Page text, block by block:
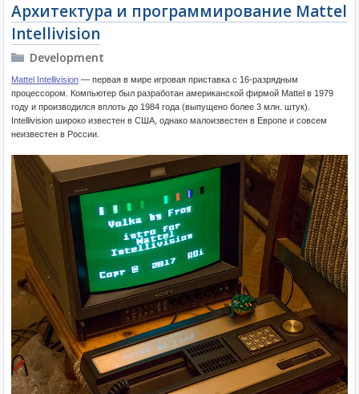
Архитектура и программирование Mattel
Intellivision
Development
Mattel Intellivision — первая в мире игровая приставка с 16-разрядным
процессором. Компьютер был разработан американской фирмой Mattel в 1979
году и производился вплоть до 1984 года (выпущено более 3 млн. штук).
Intellivision широко известен в США, однако малоизвестен в Европе и совсем
неизвестен в России.